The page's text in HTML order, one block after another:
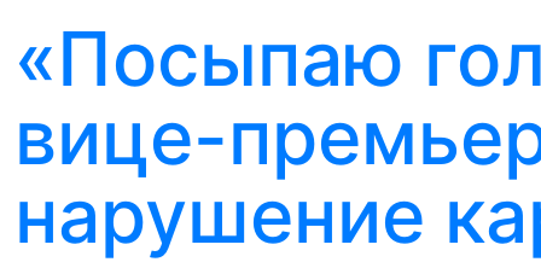
«Посыпаю
вице-
нарушение